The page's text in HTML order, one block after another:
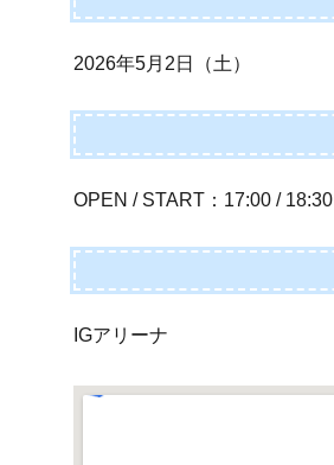
2026年5月2日（土）
OPEN / START：17:00 / 18:30
IGアリーナ